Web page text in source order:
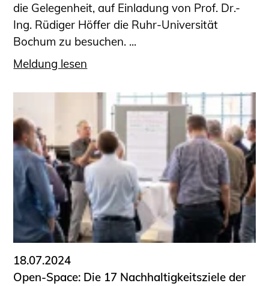
die Gelegenheit, auf Einladung von Prof. Dr.-
Ing. Rüdiger Höffer die Ruhr-Universität
Bochum zu besuchen. ...
Meldung lesen
18.07.2024
Open-Space: Die 17 Nachhaltigkeitsziele der